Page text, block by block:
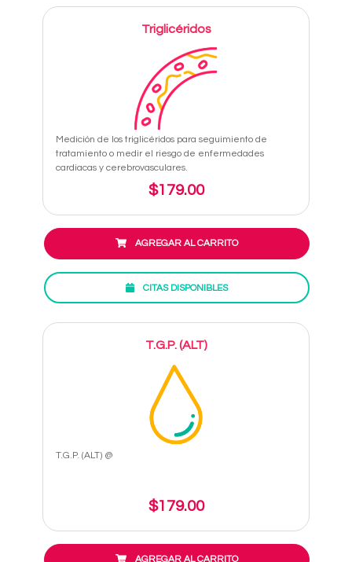
Triglicéridos
Medición de los triglicéridos para seguimiento de
tratamiento o medir el riesgo de enfermedades
cardiacas y cerebrovasculares.
$179.00
AGREGAR AL CARRITO
CITAS DISPONIBLES
T.G.P. (ALT)
T.G.P. (ALT) @
$179.00
AGREGAR AL CARRITO